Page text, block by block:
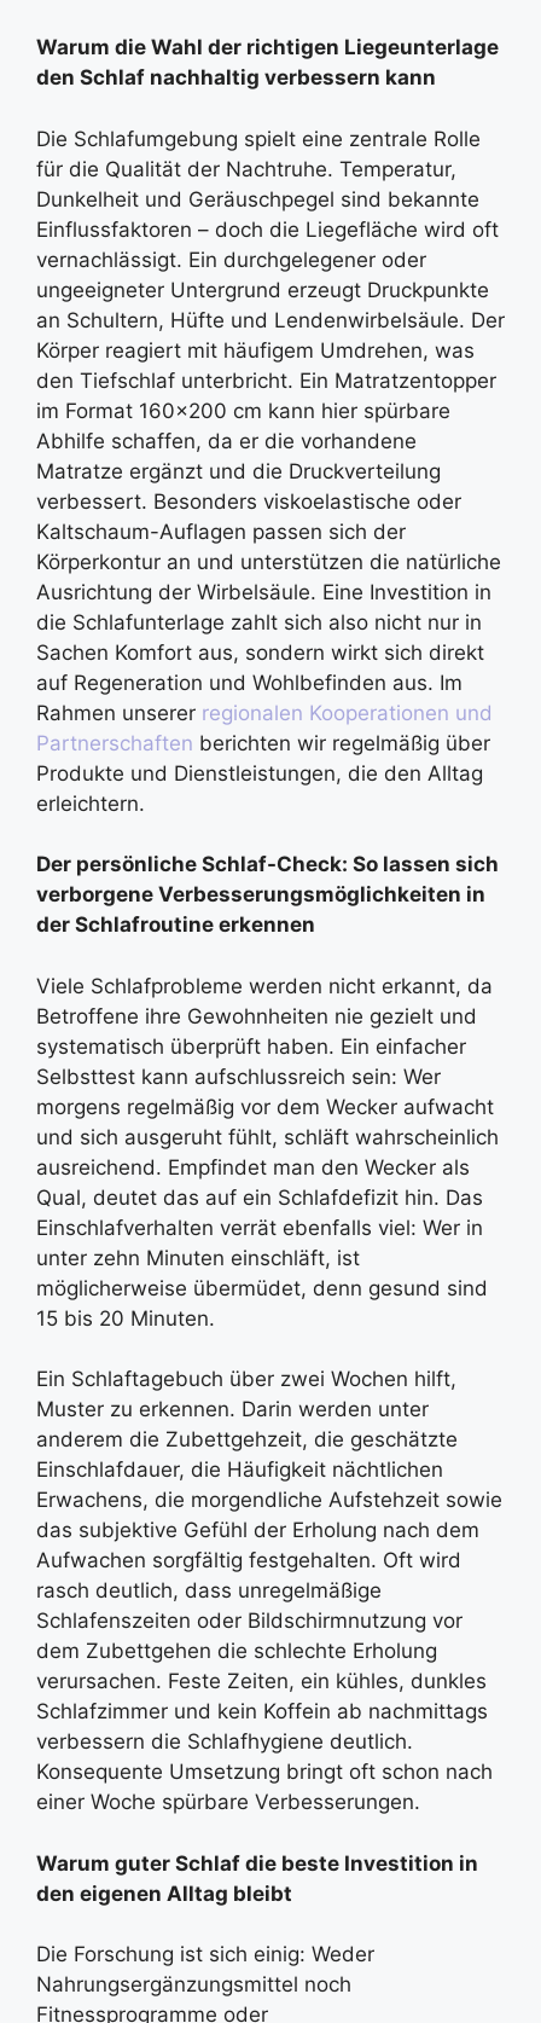
Warum die Wahl der richtigen Liegeunterlage
den Schlaf nachhaltig verbessern kann
Die Schlafumgebung spielt eine zentrale Rolle
für die Qualität der Nachtruhe. Temperatur,
Dunkelheit und Geräuschpegel sind bekannte
Einflussfaktoren – doch die Liegefläche wird oft
vernachlässigt. Ein durchgelegener oder
ungeeigneter Untergrund erzeugt Druckpunkte
an Schultern, Hüfte und Lendenwirbelsäule. Der
Körper reagiert mit häufigem Umdrehen, was
den Tiefschlaf unterbricht. Ein Matratzentopper
im Format 160×200 cm kann hier spürbare
Abhilfe schaffen, da er die vorhandene
Matratze ergänzt und die Druckverteilung
verbessert. Besonders viskoelastische oder
Kaltschaum-Auflagen passen sich der
Körperkontur an und unterstützen die natürliche
Ausrichtung der Wirbelsäule. Eine Investition in
die Schlafunterlage zahlt sich also nicht nur in
Sachen Komfort aus, sondern wirkt sich direkt
auf Regeneration und Wohlbefinden aus. Im
Rahmen unserer regionalen Kooperationen und
Partnerschaften berichten wir regelmäßig über
Produkte und Dienstleistungen, die den Alltag
erleichtern.
Der persönliche Schlaf-Check: So lassen sich
verborgene Verbesserungsmöglichkeiten in
der Schlafroutine erkennen
Viele Schlafprobleme werden nicht erkannt, da
Betroffene ihre Gewohnheiten nie gezielt und
systematisch überprüft haben. Ein einfacher
Selbsttest kann aufschlussreich sein: Wer
morgens regelmäßig vor dem Wecker aufwacht
und sich ausgeruht fühlt, schläft wahrscheinlich
ausreichend. Empfindet man den Wecker als
Qual, deutet das auf ein Schlafdefizit hin. Das
Einschlafverhalten verrät ebenfalls viel: Wer in
unter zehn Minuten einschläft, ist
möglicherweise übermüdet, denn gesund sind
15 bis 20 Minuten.
Ein Schlaftagebuch über zwei Wochen hilft,
Muster zu erkennen. Darin werden unter
anderem die Zubettgehzeit, die geschätzte
Einschlafdauer, die Häufigkeit nächtlichen
Erwachens, die morgendliche Aufstehzeit sowie
das subjektive Gefühl der Erholung nach dem
Aufwachen sorgfältig festgehalten. Oft wird
rasch deutlich, dass unregelmäßige
Schlafenszeiten oder Bildschirmnutzung vor
dem Zubettgehen die schlechte Erholung
verursachen. Feste Zeiten, ein kühles, dunkles
Schlafzimmer und kein Koffein ab nachmittags
verbessern die Schlafhygiene deutlich.
Konsequente Umsetzung bringt oft schon nach
einer Woche spürbare Verbesserungen.
Warum guter Schlaf die beste Investition in
den eigenen Alltag bleibt
Die Forschung ist sich einig: Weder
Nahrungsergänzungsmittel noch
Fitnessprogramme oder